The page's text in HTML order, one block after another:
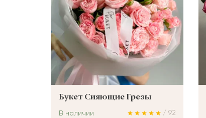
Букет Сияющие Грезы
/ 92
В наличии